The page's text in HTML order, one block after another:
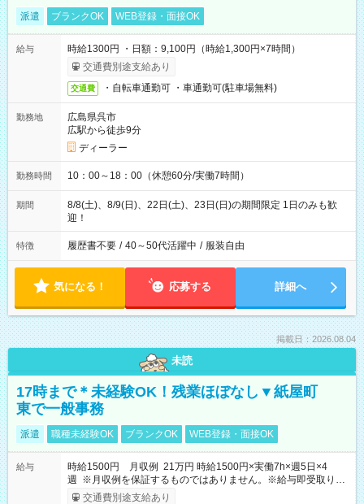
派遣 ブランクOK WEB登録・面接OK
給与
時給1300円 ・日額：9,100円（時給1,300円×7時間）
交通費別途支給あり
交通費 ・自転車通勤可 ・車通勤可(駐車場無料)
勤務地
広島県呉市
広駅から徒歩9分
ディーラー
勤務時間 10：00～18：00（休憩60分/実働7時間）
期間
8/8(土)、8/9(日)、22日(土)、23日(日)の期間限定 1日のみも歓
迎！
特徴 履歴書不要 / 40～50代活躍中 / 服装自由
気になる！ 応募する 詳細へ
掲載日：2026.08.04
未読
17時まで＊未経験OK！残業ほぼなし▼紙屋町
東で一般事務
派遣 職種未経験OK ブランクOK WEB登録・面接OK
給与
時給1500円 月収例 21万円 時給1500円×実働7h×週5日×4
週 ※月収例を保証するものではありません。※給与即受取りサ
ービス利用可（利用条件有）
交通費別途支給あり